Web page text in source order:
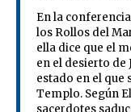
En la
los Rollos del
ella dice que el
en el desierto de
estado en el que
Templo. Según